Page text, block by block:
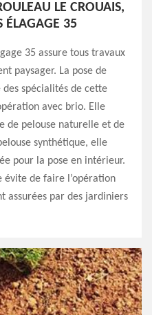
LE CROUAIS,
ÉLAGAGE 35
35 assure tous travaux
paysager. La pose de
spécialités de cette
avec brio. Elle
de pelouse naturelle et de
synthétique, elle
pour la pose en intérieur.
évite de faire l’opération
assurées par des jardiniers